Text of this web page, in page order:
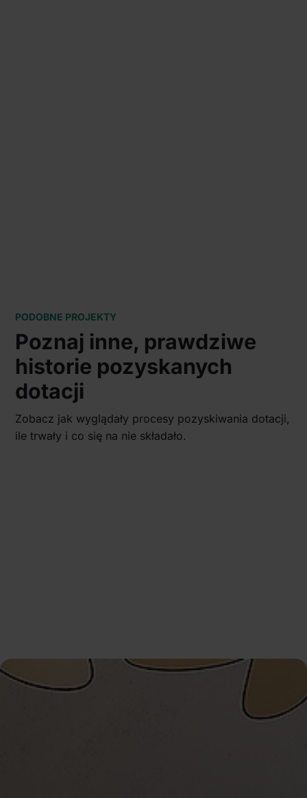
PODOBNE PROJEKTY
Poznaj inne, prawdziwe
historie pozyskanych
dotacji
Zobacz jak wyglądały procesy pozyskiwania dotacji,
ile trwały i co się na nie składało.